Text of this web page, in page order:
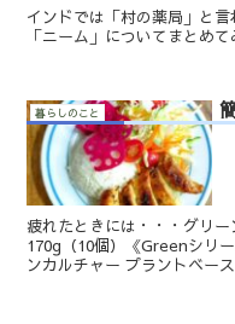
インドでは「村の薬局」と
「ニーム」についてまとめ
暮らしのこと
疲れたときには・・・グリ
170g（10個）《Greenシリ
ンカルチャー プラントベー